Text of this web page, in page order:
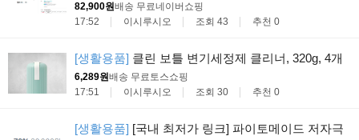
82,900원배송 무료네이버쇼핑
17:52
이시루시오 조회 43 추천 0
[생활용품] 클린 보틀 변기세정제 클리너, 320g, 4개
6,289원배송 무료토스쇼핑
17:51
이시루시오 조회 30 추천 0
[생활용품] [국내 최저가 링크] 파이토메이드 저자극